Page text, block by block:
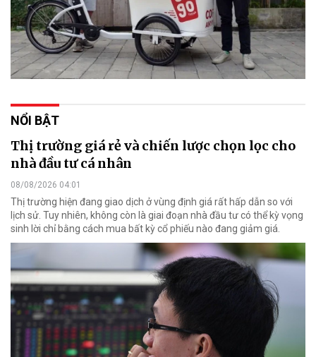
NỔI BẬT
Thị trường giá rẻ và chiến lược chọn lọc cho
nhà đầu tư cá nhân
08/08/2026 04:01
Thị trường hiện đang giao dịch ở vùng định giá rất hấp dẫn so với
lịch sử. Tuy nhiên, không còn là giai đoạn nhà đầu tư có thể kỳ vọng
sinh lời chỉ bằng cách mua bất kỳ cổ phiếu nào đang giảm giá.